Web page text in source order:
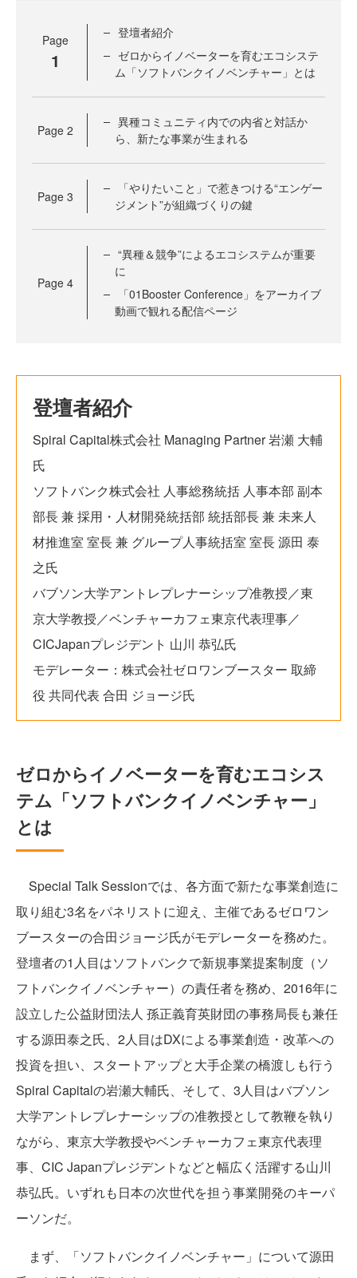
Page
1
登壇者紹介
ゼロからイノベーターを育むエコシステ
ム「ソフトバンクイノベンチャー」とは
Page 2
異種コミュニティ内での内省と対話か
ら、新たな事業が生まれる
Page 3
「やりたいこと」で惹きつける“エンゲー
ジメント”が組織づくりの鍵
Page 4
“異種＆競争”によるエコシステムが重要
に
「01Booster Conference」をアーカイブ
動画で観れる配信ページ
登壇者紹介
Spiral Capital株式会社 Managing Partner 岩瀬 大輔
氏
ソフトバンク株式会社 人事総務統括 人事本部 副本
部長 兼 採用・人材開発統括部 統括部長 兼 未来人
材推進室 室長 兼 グループ人事統括室 室長 源田 泰
之氏
バブソン大学アントレプレナーシップ准教授／東
京大学教授／ベンチャーカフェ東京代表理事／
CICJapanプレジデント 山川 恭弘氏
モデレーター：株式会社ゼロワンブースター 取締
役 共同代表 合田 ジョージ氏
ゼロからイノベーターを育むエコシス
テム「ソフトバンクイノベンチャー」
とは
Special Talk Sessionでは、各方面で新たな事業創造に
取り組む3名をパネリストに迎え、主催であるゼロワン
ブースターの合田ジョージ氏がモデレーターを務めた。
登壇者の1人目はソフトバンクで新規事業提案制度（ソ
フトバンクイノベンチャー）の責任者を務め、2016年に
設立した公益財団法人 孫正義育英財団の事務局長も兼任
する源田泰之氏、2人目はDXによる事業創造・改革への
投資を担い、スタートアップと大手企業の橋渡しも行う
Spiral Capitalの岩瀬大輔氏、そして、3人目はバブソン
大学アントレプレナーシップの准教授として教鞭を執り
ながら、東京大学教授やベンチャーカフェ東京代表理
事、CIC Japanプレジデントなどと幅広く活躍する山川
恭弘氏。いずれも日本の次世代を担う事業開発のキーパ
ーソンだ。
まず、「ソフトバンクイノベンチャー」について源田